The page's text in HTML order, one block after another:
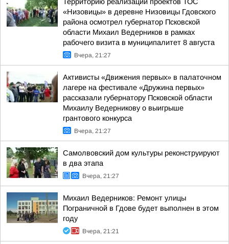
«Низовицы» в деревне Низовицы Гдовского
района осмотрел губернатор Псковской
области Михаил Ведерников в рамках
рабочего визита в муниципалитет 8 августа
Вчера, 21:27
Активисты «Движения первых» в палаточном
лагере на фестивале «Дружина первых»
рассказали губернатору Псковской области
Михаилу Ведерникову о выигрыше
грантового конкурса
Вчера, 21:27
Самолвовский дом культуры реконструируют
в два этапа
Вчера, 21:27
Михаил Ведерников: Ремонт улицы
Пограничной в Гдове будет выполнен в этом
году
Вчера, 21:21